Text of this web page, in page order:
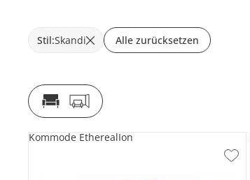
Stil:Skandi Alle zurücksetzen
Kommode EtherealIon